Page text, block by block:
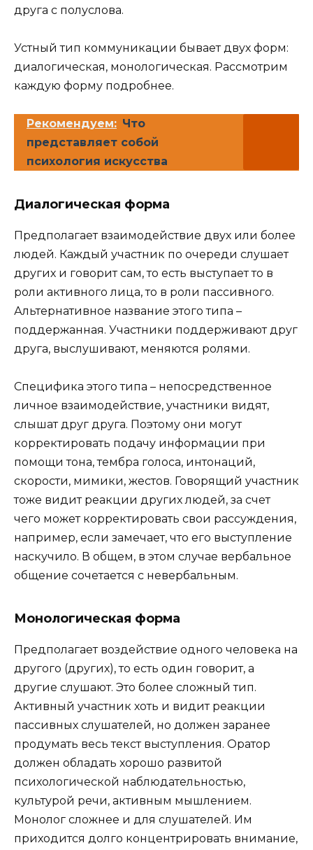
друга с полуслова.
Устный тип коммуникации бывает двух форм:
диалогическая, монологическая. Рассмотрим
каждую форму подробнее.
Рекомендуем: Что
представляет собой
психология искусства
Диалогическая форма
Предполагает взаимодействие двух или более
людей. Каждый участник по очереди слушает
других и говорит сам, то есть выступает то в
роли активного лица, то в роли пассивного.
Альтернативное название этого типа –
поддержанная. Участники поддерживают друг
друга, выслушивают, меняются ролями.
Специфика этого типа – непосредственное
личное взаимодействие, участники видят,
слышат друг друга. Поэтому они могут
корректировать подачу информации при
помощи тона, тембра голоса, интонаций,
скорости, мимики, жестов. Говорящий участник
тоже видит реакции других людей, за счет
чего может корректировать свои рассуждения,
например, если замечает, что его выступление
наскучило. В общем, в этом случае вербальное
общение сочетается с невербальным.
Монологическая форма
Предполагает воздействие одного человека на
другого (других), то есть один говорит, а
другие слушают. Это более сложный тип.
Активный участник хоть и видит реакции
пассивных слушателей, но должен заранее
продумать весь текст выступления. Оратор
должен обладать хорошо развитой
психологической наблюдательностью,
культурой речи, активным мышлением.
Монолог сложнее и для слушателей. Им
приходится долго концентрировать внимание,